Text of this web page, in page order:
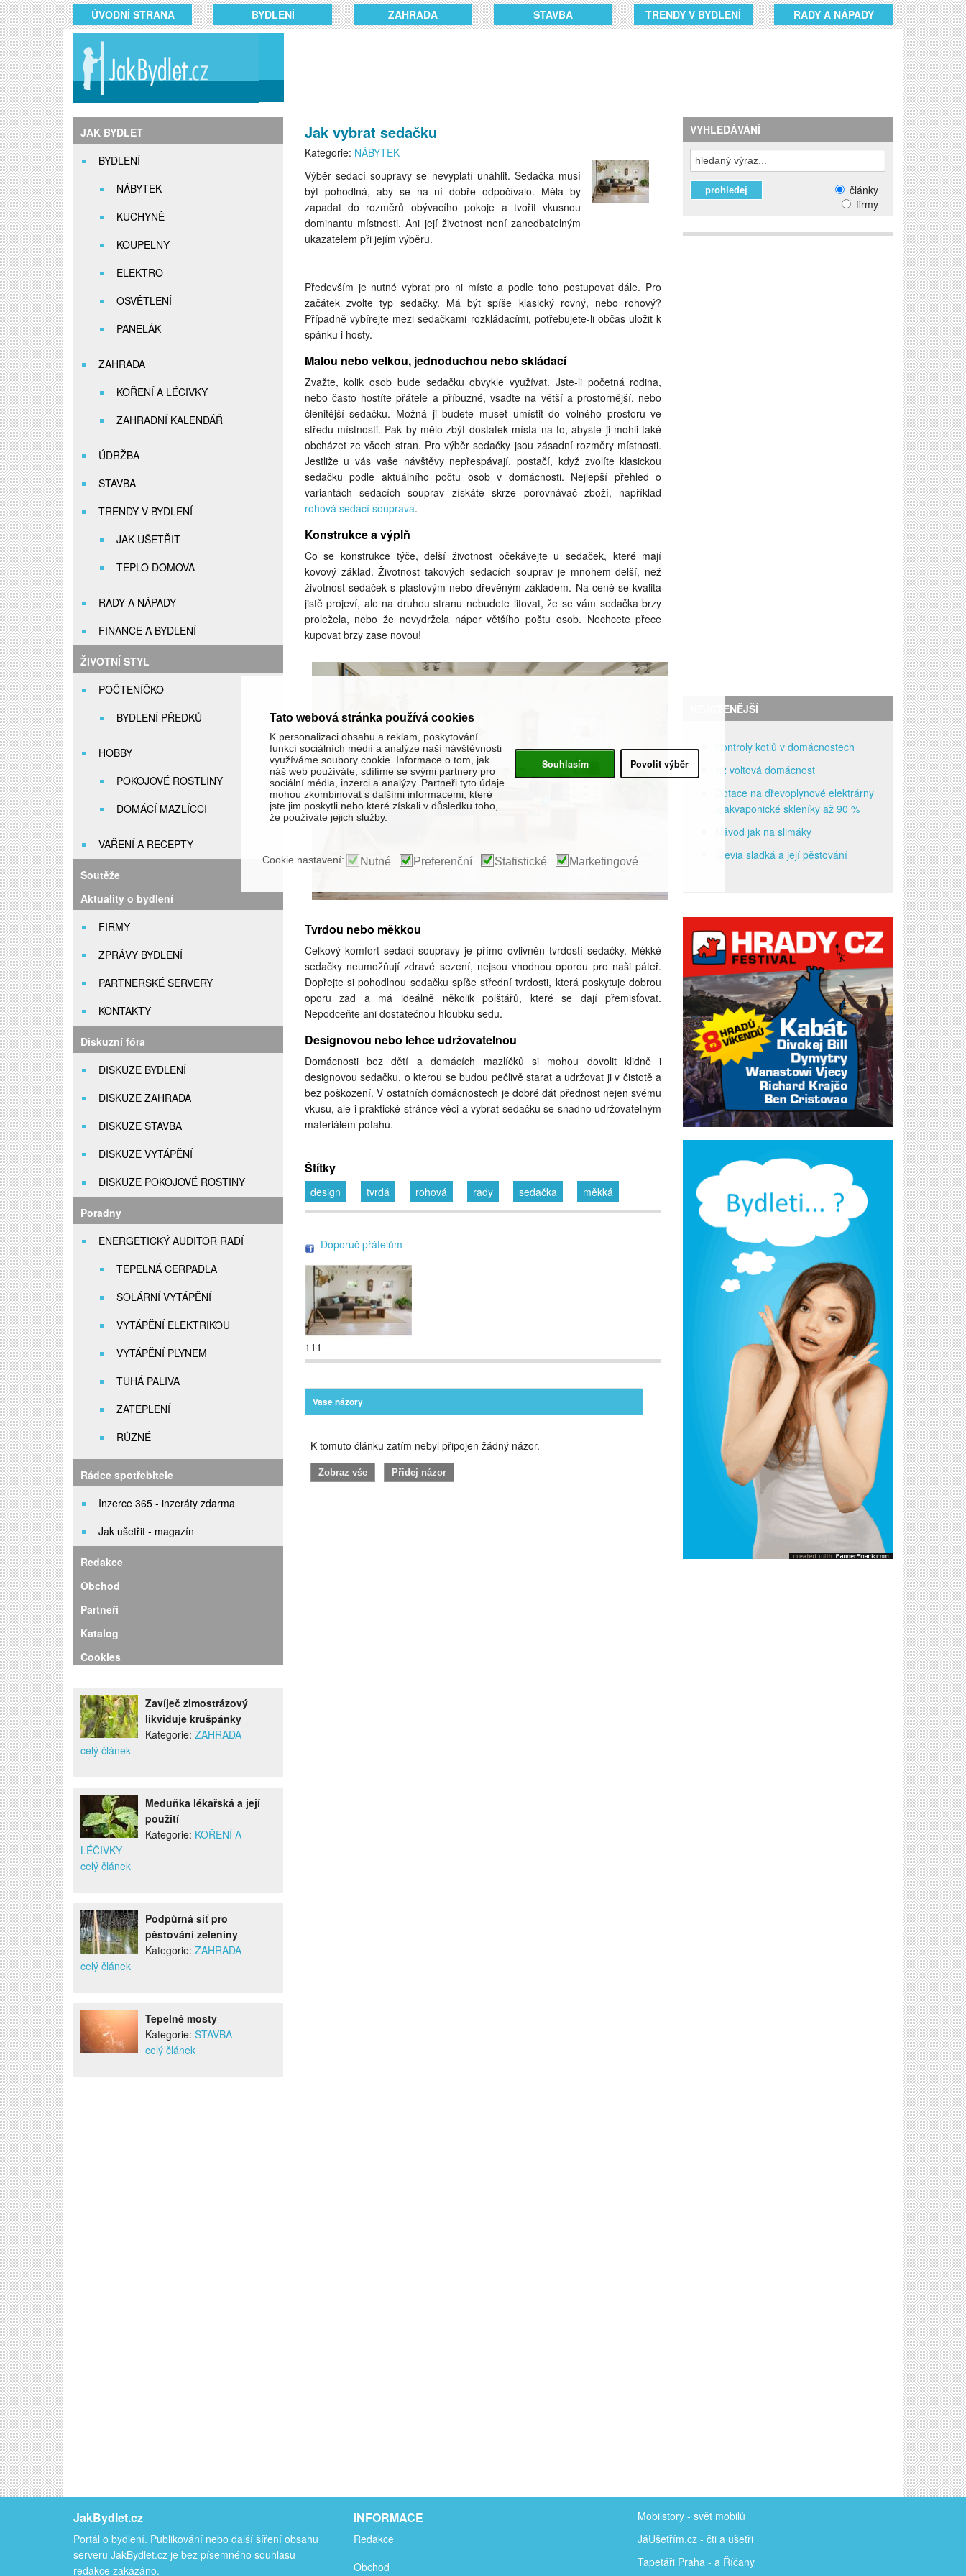
ÚVODNÍ STRANA BYDLENÍ ZAHRADA STAVBA TRENDY V BYDLENÍ RADY A NÁPADY
JAK BYDLET
BYDLENÍ
NÁBYTEK
KUCHYNĚ
KOUPELNY
ELEKTRO
OSVĚTLENÍ
PANELÁK
ZAHRADA
KOŘENÍ A LÉČIVKY
ZAHRADNÍ KALENDÁŘ
ÚDRŽBA
STAVBA
TRENDY V BYDLENÍ
JAK UŠETŘIT
TEPLO DOMOVA
RADY A NÁPADY
FINANCE A BYDLENÍ
ŽIVOTNÍ STYL
POČTENÍČKO
BYDLENÍ PŘEDKŮ
HOBBY
POKOJOVÉ ROSTLINY
DOMÁCÍ MAZLÍČCI
VAŘENÍ A RECEPTY
Soutěže
Aktuality o bydlení
FIRMY
ZPRÁVY BYDLENÍ
PARTNERSKÉ SERVERY
KONTAKTY
Diskuzní fóra
DISKUZE BYDLENÍ
DISKUZE ZAHRADA
DISKUZE STAVBA
DISKUZE VYTÁPĚNÍ
DISKUZE POKOJOVÉ ROSTINY
Poradny
ENERGETICKÝ AUDITOR RADÍ
TEPELNÁ ČERPADLA
SOLÁRNÍ VYTÁPĚNÍ
VYTÁPĚNÍ ELEKTRIKOU
VYTÁPĚNÍ PLYNEM
TUHÁ PALIVA
ZATEPLENÍ
RŮZNÉ
Rádce spotřebitele
Inzerce 365 - inzeráty zdarma
Jak ušetřit - magazín
Redakce
Obchod
Partneři
Katalog
Cookies
Zavíječ zimostrázový
likviduje krušpánky
Kategorie: ZAHRADA
celý článek
Meduňka lékařská a její
použití
Kategorie: KOŘENÍ A
LÉČIVKY
celý článek
Podpůrná síť pro
pěstování zeleniny
Kategorie: ZAHRADA
celý článek
Tepelné mosty
Kategorie: STAVBA
celý článek
Jak vybrat sedačku
Kategorie: NÁBYTEK
Výběr sedací soupravy se nevyplatí unáhlit. Sedačka musí
být pohodlná, aby se na ní dobře odpočívalo. Měla by
zapadat do rozměrů obývacího pokoje a tvořit vkusnou
dominantu místnosti. Ani její životnost není zanedbatelným
ukazatelem při jejím výběru.
Především je nutné vybrat pro ni místo a podle toho postupovat dále. Pro
začátek zvolte typ sedačky. Má být spíše klasický rovný, nebo rohový?
Případně vybírejte mezi sedačkami rozkládacími, potřebujete-li občas uložit k
spánku i hosty.
Malou nebo velkou, jednoduchou nebo skládací
Zvažte, kolik osob bude sedačku obvykle využívat. Jste-li početná rodina,
nebo často hostíte přátele a příbuzné, vsaďte na větší a prostornější, nebo
členitější sedačku. Možná ji budete muset umístit do volného prostoru ve
středu místnosti. Pak by mělo zbýt dostatek místa na to, abyste ji mohli také
obcházet ze všech stran. Pro výběr sedačky jsou zásadní rozměry místnosti.
Jestliže u vás vaše návštěvy nepřespávají, postačí, když zvolíte klasickou
sedačku podle aktuálního počtu osob v domácnosti. Nejlepší přehled o
variantách sedacích souprav získáte skrze porovnávač zboží, například
rohová sedací souprava.
Konstrukce a výplň
Co se konstrukce týče, delší životnost očekávejte u sedaček, které mají
kovový základ. Životnost takových sedacích souprav je mnohem delší, než
životnost sedaček s plastovým nebo dřevěným základem. Na ceně se kvalita
jistě projeví, ale na druhou stranu nebudete litovat, že se vám sedačka brzy
proležela, nebo že nevydržela nápor většího poštu osob. Nechcete přece
kupovat brzy zase novou!
Tvrdou nebo měkkou
Celkový komfort sedací soupravy je přímo ovlivněn tvrdostí sedačky. Měkké
sedačky neumožňují zdravé sezení, nejsou vhodnou oporou pro naši páteř.
Dopřejte si pohodlnou sedačku spíše střední tvrdosti, která poskytuje dobrou
oporu zad a má ideálně několik polštářů, které se dají přemisťovat.
Nepodceňte ani dostatečnou hloubku sedu.
Designovou nebo lehce udržovatelnou
Domácnosti bez dětí a domácích mazlíčků si mohou dovolit klidně i
designovou sedačku, o kterou se budou pečlivě starat a udržovat ji v čistotě a
bez poškození. V ostatních domácnostech je dobré dát přednost nejen svému
vkusu, ale i praktické stránce věci a vybrat sedačku se snadno udržovatelným
materiálem potahu.
Štítky
design tvrdá rohová rady sedačka měkká
Doporuč přátelům
111
Vaše názory
K tomuto článku zatím nebyl připojen žádný názor.
VYHLEDÁVÁNÍ
články
firmy
NEJČTENĚJŠÍ
Kontroly kotlů v domácnostech
12 voltová domácnost
Dotace na dřevoplynové elektrárny
a akvaponické skleníky až 90 %
Návod jak na slimáky
Stevia sladká a její pěstování
JakBydlet.cz
Portál o bydlení. Publikování nebo další šíření obsahu
serveru JakBydlet.cz je bez písemného souhlasu
redakce zakázáno.
INFORMACE
Redakce
Obchod
Mobilstory - svět mobilů
JáUšetřím.cz - čti a ušetři
Tapetáři Praha - a Říčany
Tato webová stránka používá cookies
K personalizaci obsahu a reklam, poskytování
funkcí sociálních médií a analýze naší návštěvnosti
využíváme soubory cookie. Informace o tom, jak
náš web používáte, sdílíme se svými partnery pro
sociální média, inzerci a analýzy. Partneři tyto údaje
mohou zkombinovat s dalšími informacemi, které
jste jim poskytli nebo které získali v důsledku toho,
že používáte jejich služby.
Souhlasím Povolit výběr
Cookie nastavení: Nutné Preferenční Statistické Marketingové